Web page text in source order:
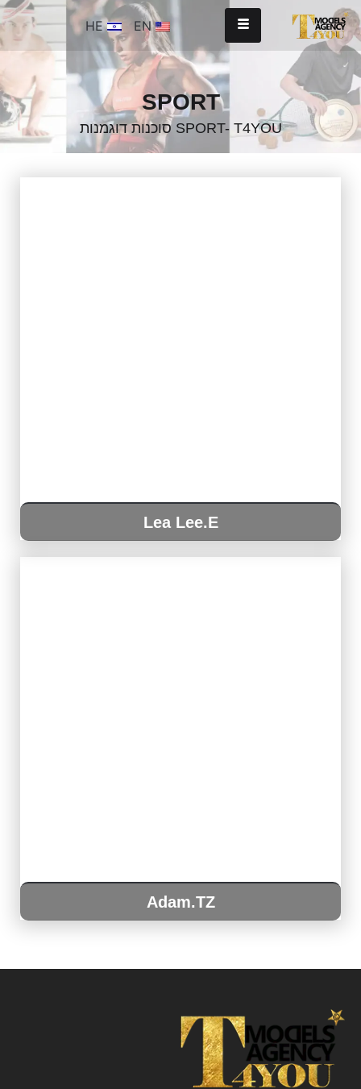
EN
HE
SPORT
SPORT- T4YOU סוכנות דוגמנות
Lea Lee.E
Adam.TZ